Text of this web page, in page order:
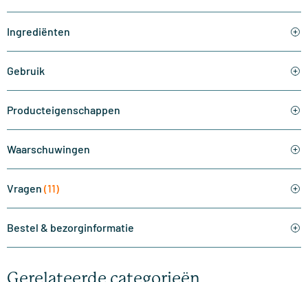
Ingrediënten
Gebruik
Producteigenschappen
Waarschuwingen
Vragen (11)
Bestel & bezorginformatie